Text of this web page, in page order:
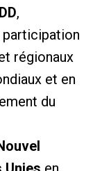
,
régionaux
et en
du